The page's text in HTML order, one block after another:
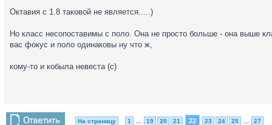
Октавия с 1.8 таковой не является.....)
Но класс несопоставимы с поло. Она не просто больше - она выше
вас фокус и поло одинаковы ну что ж,
кому-то и кобыла невеста (с)
На страницу 1 19 20 21 22 23 24 25 27